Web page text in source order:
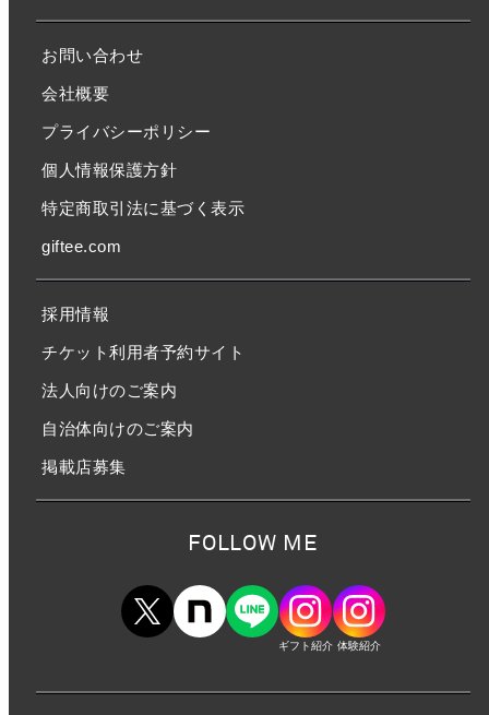
お問い合わせ
会社概要
プライバシーポリシー
個人情報保護方針
特定商取引法に基づく表示
giftee.com
採用情報
チケット利用者予約サイト
法人向けのご案内
自治体向けのご案内
掲載店募集
FOLLOW ME
ギフト紹介 体験紹介